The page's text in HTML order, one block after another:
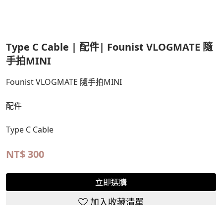
Type C Cable | 配件| Founist VLOGMATE 隨
手拍MINI
Founist VLOGMATE 隨手拍MINI
配件
Type C Cable
NT$300
立即選購
加入收藏清單